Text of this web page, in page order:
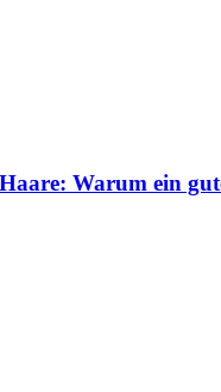
Warum ein